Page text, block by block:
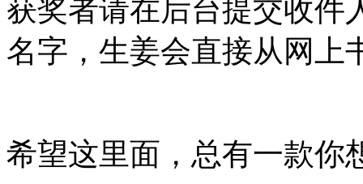
获奖者请在后台提交收件
名字，生姜会直接从网上
希望这里面，总有一款你